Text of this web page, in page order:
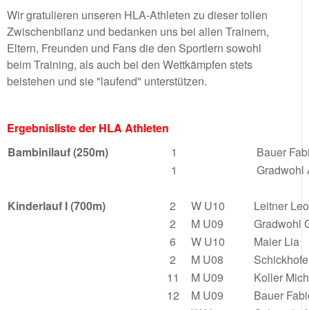
Wir gratulieren unseren HLA-Athleten zu dieser tollen
Zwischenbilanz und bedanken uns bei allen Trainern,
Eltern, Freunden und Fans die den Sportlern sowohl
beim Training, als auch bei den Wettkämpfen stets
beistehen und sie "laufend" unterstützen.
Ergebnisliste der HLA Athleten
Bambinilauf (250m)
1
Bauer
1
Gradwohl
Kinderlauf I (700m) 2 W U10
Leitner
2
M U09
Gradwohl
6
W U10
Maier Lia
2
M U08
11
M U09
Koller
12
M U09
Bauer